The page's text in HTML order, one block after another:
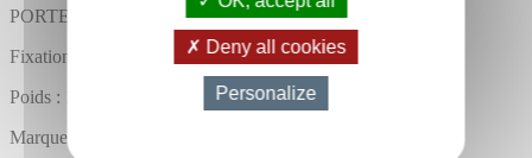
PORTE réversible NON Montée.
Fixation murale fournie.
Poids : 12 kg
Marque : Rue du Bain
Deny all cookies
Personalize